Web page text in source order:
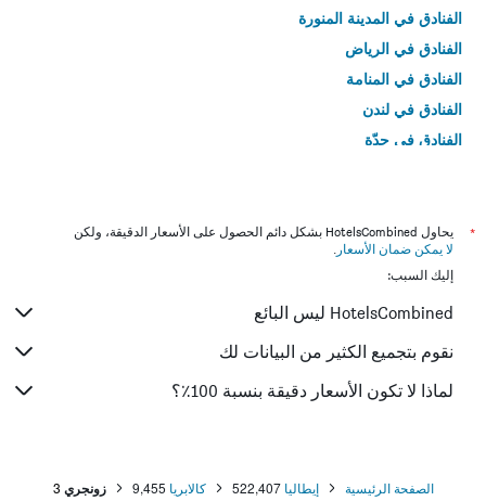
الفنادق في المدينة المنورة
الفنادق في الرياض
الفنادق في المنامة
الفنادق في لندن
الفنادق في جدّة
*
يحاول HotelsCombined بشكل دائم الحصول على الأسعار الدقيقة، ولكن
لا يمكن ضمان الأسعار .
إليك السبب:
HotelsCombined ليس البائع
نقوم بتجميع الكثير من البيانات لك
لماذا لا تكون الأسعار دقيقة بنسبة 100٪؟
الصفحة الرئيسية إيطاليا 522,407 كالابريا 9,455 زونجري 3